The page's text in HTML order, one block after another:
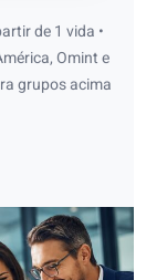
de 1 vida •
Omint e
grupos acima